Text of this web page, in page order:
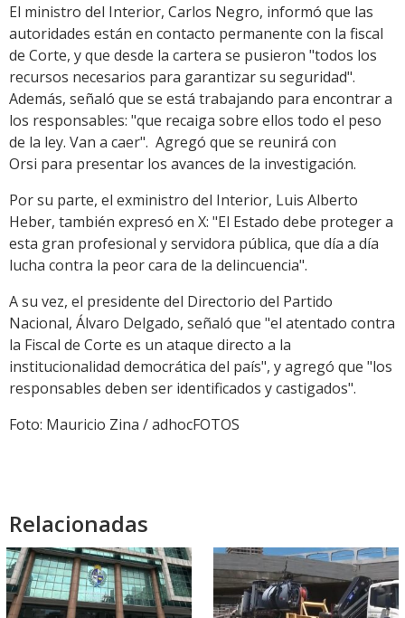
El ministro del Interior, Carlos Negro, informó que las
autoridades están en contacto permanente con la fiscal
de Corte, y que desde la cartera se pusieron "todos los
recursos necesarios para garantizar su seguridad".
Además, señaló que se está trabajando para encontrar a
los responsables: "que recaiga sobre ellos todo el peso
de la ley. Van a caer". Agregó que se reunirá con
Orsi para presentar los avances de la investigación.
Por su parte, el exministro del Interior, Luis Alberto
Heber, también expresó en X: "El Estado debe proteger a
esta gran profesional y servidora pública, que día a día
lucha contra la peor cara de la delincuencia".
A su vez, el presidente del Directorio del Partido
Nacional, Álvaro Delgado, señaló que "el atentado contra
la Fiscal de Corte es un ataque directo a la
institucionalidad democrática del país", y agregó que "los
responsables deben ser identificados y castigados".
Foto: Mauricio Zina / adhocFOTOS
Relacionadas